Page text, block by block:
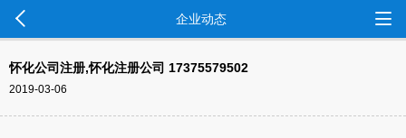
怀化公司注册,怀化注册公司 17375579502
2019-03-06
企业动态